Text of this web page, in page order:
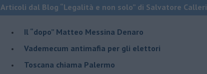
Articoli dal Blog “Legalità e non solo” di Salvatore Calleri
Il “dopo” Matteo Messina Denaro
Vademecum antimafia per gli elettori
Toscana chiama Palermo